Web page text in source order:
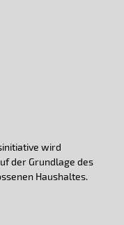
wird
der Grundlage des
Haushaltes.